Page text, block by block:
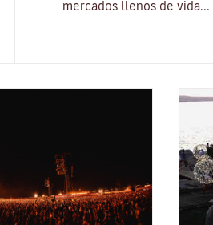
mercados llenos de vida...